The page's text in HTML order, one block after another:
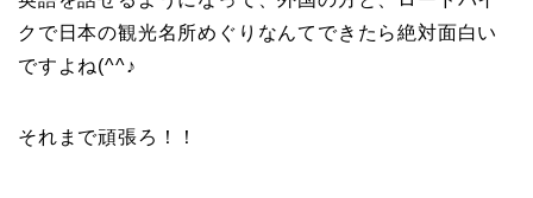
クで日本の観光名所めぐりなんてできたら絶対面白い
ですよね(^^♪
それまで頑張ろ！！